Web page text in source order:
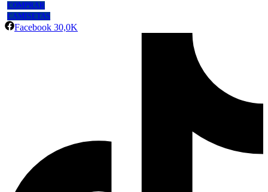
COMPRAR
CAMISETAS
Facebook 30,0K